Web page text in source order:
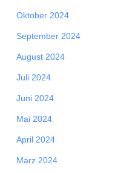
Oktober 2024
September 2024
August 2024
Juli 2024
Juni 2024
Mai 2024
April 2024
März 2024